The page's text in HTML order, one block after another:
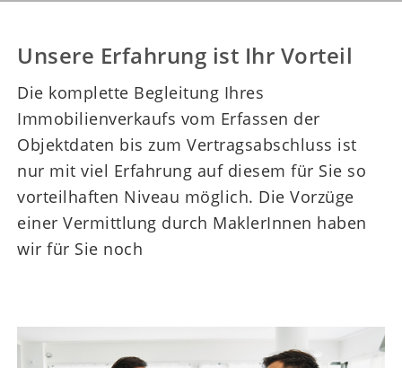
Unsere Erfahrung ist Ihr Vorteil
Die komplette Begleitung Ihres
Immobilienverkaufs vom Erfassen der
Objektdaten bis zum Vertragsabschluss ist
nur mit viel Erfahrung auf diesem für Sie so
vorteilhaften Niveau möglich. Die Vorzüge
einer Vermittlung durch MaklerInnen haben
wir für Sie noch